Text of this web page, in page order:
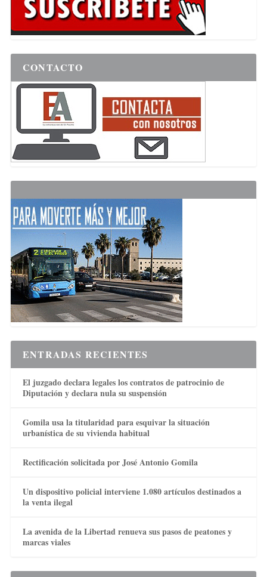
CONTACTO
ENTRADAS RECIENTES
El juzgado declara legales los contratos de patrocinio de
Diputación y declara nula su suspensión
Gomila usa la titularidad para esquivar la situación
urbanística de su vivienda habitual
Rectificación solicitada por José Antonio Gomila
Un dispositivo policial interviene 1.080 artículos destinados a
la venta ilegal
La avenida de la Libertad renueva sus pasos de peatones y
marcas viales